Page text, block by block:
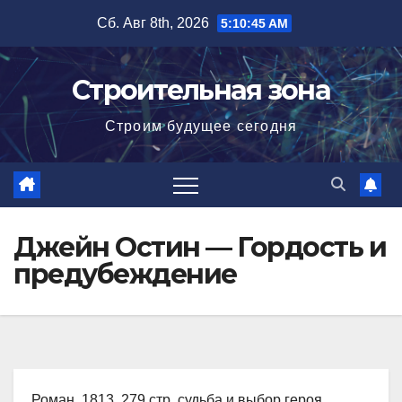
содержимому
Сб. Авг 8th, 2026 5:10:46 AM
Строительная зона
Строим будущее сегодня
Джейн Остин — Гордость и
предубеждение